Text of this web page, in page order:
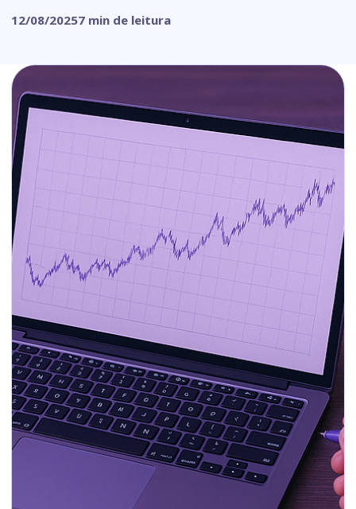
12/08/20257 min de leitura